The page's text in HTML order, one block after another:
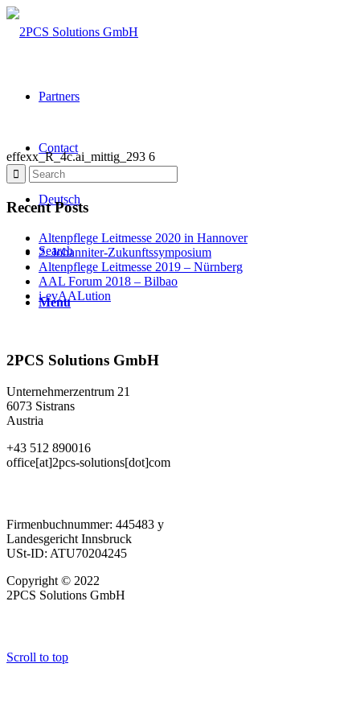
Partners
Contact
Deutsch
Search
Menu
effexx_R_4c.ai_mittig_293 6
Recent Posts
Altenpflege Leitmesse 2020 in Hannover
2. Johanniter-Zukunftssymposium
Altenpflege Leitmesse 2019 – Nürnberg
AAL Forum 2018 – Bilbao
i-evAALution
2PCS Solutions GmbH
Unternehmerzentrum 21
6073 Sistrans
Austria
+43 512 890016
office[at]2pcs-solutions[dot]com
Firmenbuchnummer: 445483 y
Landesgericht Innsbruck
USt-ID: ATU70204245
Copyright © 2022
2PCS Solutions GmbH
Scroll to top